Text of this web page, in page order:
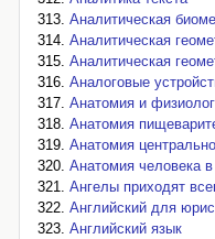
Аналитическая
Аналитическая
Аналитическая
Аналоговые
Анатомия и
Анатомия
Анатомия
Анатомия человека
Ангелы приходят
Английский для
Английский язык